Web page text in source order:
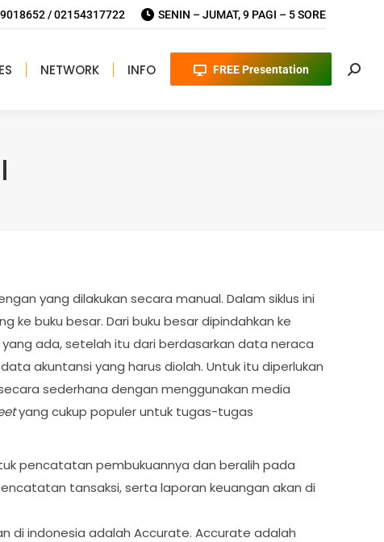
/ 02154317722 SENIN – JUMAT, 9 PAGI – 5 SORE
NETWORK INFO FREE Presentation
yang dilakukan secara manual. Dalam siklus ini
ke buku besar. Dari buku besar dipindahkan ke
ada, setelah itu dari berdasarkan data neraca
akuntansi yang harus diolah. Untuk itu diperlukan
sederhana dengan menggunakan media
yang cukup populer untuk tugas-tugas
pencatatan pembukuannya dan beralih pada
tansaksi, serta laporan keuangan akan di
di indonesia adalah Accurate. Accurate adalah